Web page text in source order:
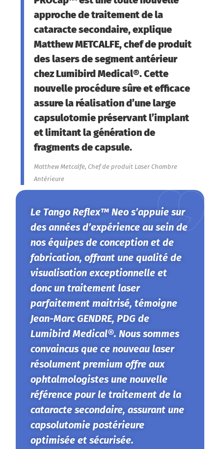
approche de traitement de la
cataracte secondaire, explique
Matthew METCALFE, chef de produit
des lasers de segment antérieur
chez Lumibird Medical®. Cette
nouvelle procédure sûre et efficace
assure la réalisation d’une large
capsulotomie préservant l’implant
et limitant la génération de
fragments de capsule.
Matthew Metcalfe, Chef de produit Laser Chambre
Antérieure
Le Tango Reflex™ Neo s’appuie sur
des années d’expérience au sein de
nos équipes de conception et de
fabrication, offrant une qualité de
visualisation exceptionnelle et
donc un traitement laser
parfaitement maitrisé, témoigne
Jean-Marc GENDRE, PDG de
Lumibird Medical®. Nous sommes
convaincus que ce nouveau laser
résolument premium offre aux
ophtalmologistes une nouvelle
référence pour le traitement de la
cataracte secondaire, assurant une
capsolutomie postérieure
optimisée et sécurisée.